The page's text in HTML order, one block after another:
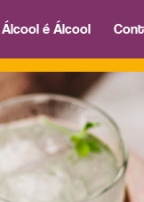
Álcool é Álcool